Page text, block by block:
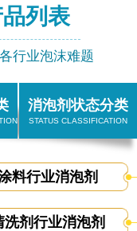
列表
行业泡沫难题
料行业消泡剂
洗剂行业消泡剂
消泡剂状态分类
STATUS CLASSIFICATION